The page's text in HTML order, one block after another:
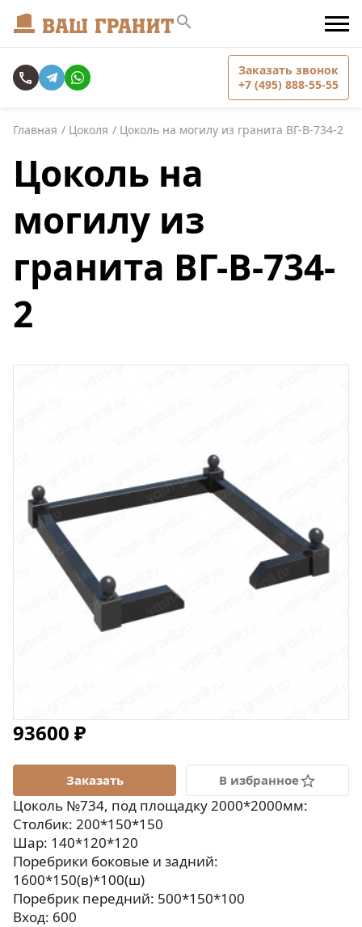
Заказать звонок
+7 (495) 888-55-55
Главная Цоколя Цоколь на могилу из гранита ВГ-В-734-2
Цоколь на
могилу из
гранита ВГ-В-734-
2
93600 ₽
В избранное
Цоколь №734, под площадку 2000*2000мм:
Столбик: 200*150*150
Шар: 140*120*120
Поребрики боковые и задний:
1600*150(в)*100(ш)
Поребрик передний: 500*150*100
Вход: 600